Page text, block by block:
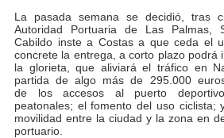
La pasada semana se decidió, tras
Autoridad Portuaria de Las Palmas,
Cabildo inste a Costas a que ceda el
concrete la entrega, a corto plazo podrá
la glorieta, que aliviará el tráfico en
partida de algo más de 295.000
de los accesos al puerto
peatonales; el fomento del uso ciclista;
movilidad entre la ciudad y la zona en
portuario.